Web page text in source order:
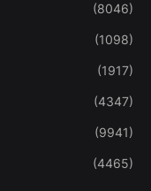
(8046)
(1098)
(1917)
(4347)
(9941)
(4465)